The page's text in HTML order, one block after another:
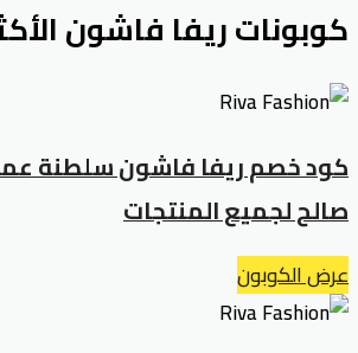
كوبونات ريفا فاشون
صالح لجميع المنتجات
عرض الكوبون